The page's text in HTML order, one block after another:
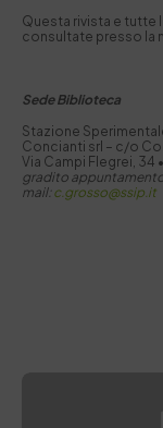
Questa rivista e
consultate presso la
Sede Biblioteca
Stazione
Concianti srl – c/o
Via Campi Flegrei, 34
gradito
mail:c.grosso@ssip.it